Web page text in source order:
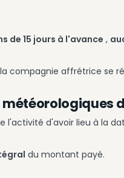
de 15 jours à l'avance ,
compagnie affrétrice se
l'activité d'avoir lieu à la
du montant payé.